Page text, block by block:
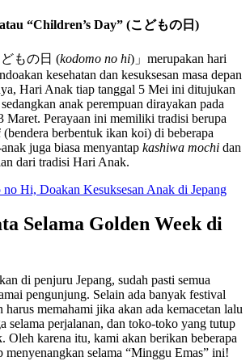
“Children’s Day” (こどもの日)
もの日 (kodomo no hi)」merupakan hari
kesehatan dan kesuksesan masa depan
Hari Anak tiap tanggal 5 Mei ini ditujukan
anak perempuan dirayakan pada
Maret. Perayaan ini memiliki tradisi berupa
(bendera berbentuk ikan koi) di beberapa
juga biasa menyantap kashiwa mochi dan
dari tradisi Hari Anak.
Hi, Doakan Kesuksesan Anak di Jepang
Selama Golden Week di
di penjuru Jepang, sudah pasti semua
pengunjung. Selain ada banyak festival
harus memahami jika akan ada kemacetan lalu
selama perjalanan, dan toko-toko yang tutup
Oleh karena itu, kami akan berikan beberapa
menyenangkan selama “Minggu Emas” ini!